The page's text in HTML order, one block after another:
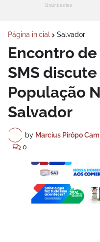
Página inicial Salvador
Encontro
SMS
População
Salvador
by Marcius Pirôpo
0